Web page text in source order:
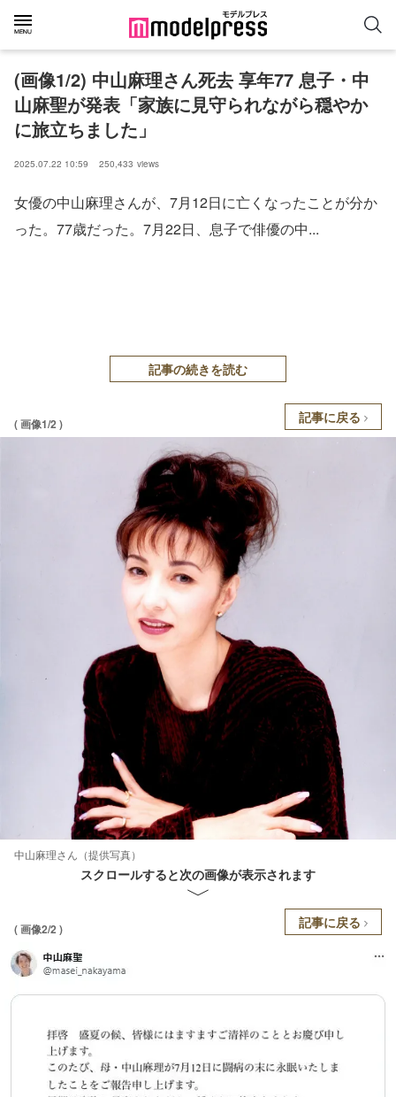
(画像1/2) 中山麻理さん死去 享年77 息子・中
山麻聖が発表「家族に見守られながら穏やか
に旅立ちました」
2025.07.22 10:59 250,433 views
女優の中山麻理さんが、7月12日に亡くなったことが分か
った。77歳だった。7月22日、息子で俳優の中...
記事の続きを読む
( 画像1/2 ) 記事に戻る
中山麻理さん（提供写真）
スクロールすると次の画像が表示されます
( 画像2/2 ) 記事に戻る